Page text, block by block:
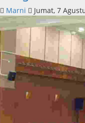
Marni Jumat, 7